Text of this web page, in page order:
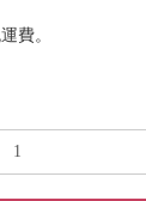
費。